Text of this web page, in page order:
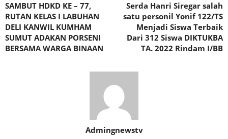
SAMBUT HDKD KE – 77,
RUTAN KELAS I LABUHAN
DELI KANWIL KUMHAM
SUMUT ADAKAN PORSENI
BERSAMA WARGA BINAAN
Serda Hanri Siregar salah
satu personil Yonif 122/TS
Menjadi Siswa Terbaik
Dari 312 Siswa DIKTUKBA
TA. 2022 Rindam I/BB
Admingnewstv